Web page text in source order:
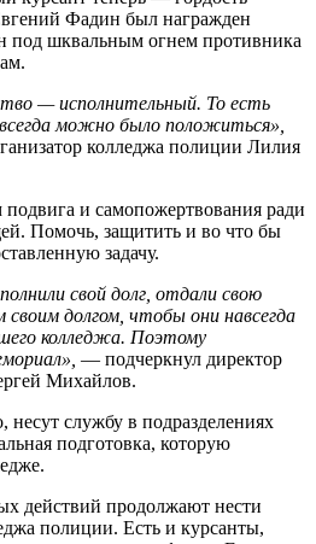
Фадин был награжден
под шквальным огнем противника
— исполнительный. То есть
всегда можно было положиться»,
колледжа полиции Лилия
и самопожертвования ради
Помочь, защитить и во что бы
задачу.
свой долг, отдали свою
долгом, чтобы они навсегда
колледжа. Поэтому
— подчеркнул директор
Михайлов.
службу в подразделениях
подготовка, которую
действий продолжают нести
полиции. Есть и курсанты,